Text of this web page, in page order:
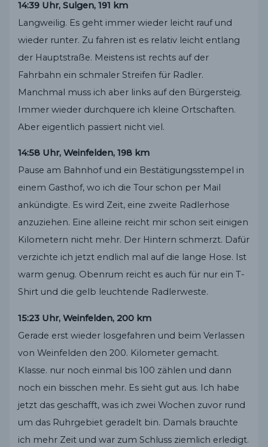
14:39 Uhr, Sulgen, 191 km
Langweilig. Es geht immer wieder leicht rauf und
wieder runter. Zu fahren ist es relativ leicht entlang
der Hauptstraße. Meistens ist rechts auf der
Fahrbahn ein schmaler Streifen für Radler.
Manchmal muss ich aber links auf den Bürgersteig.
Immer wieder durchquere ich kleine Ortschaften.
Aber eigentlich passiert nicht viel.
14:58 Uhr, Weinfelden, 198 km
Pause am Bahnhof und ein Bestätigungsstempel in
einem Gasthof, wo ich die Tour schon per Mail
ankündigte. Es wird Zeit, eine zweite Radlerhose
anzuziehen. Eine alleine reicht mir schon seit einigen
Kilometern nicht mehr. Der Hintern schmerzt. Dafür
verzichte ich jetzt endlich mal auf die lange Hose. Ist
warm genug. Obenrum reicht es auch für nur ein T-
Shirt und die gelb leuchtende Radlerweste.
15:23 Uhr, Weinfelden, 200 km
Gerade erst wieder losgefahren und beim Verlassen
von Weinfelden den 200. Kilometer gemacht.
Klasse. nur noch einmal bis 100 zählen und dann
noch ein bisschen mehr. Es sieht gut aus. Ich habe
jetzt das geschafft, was ich zwei Wochen zuvor rund
um das Ruhrgebiet geradelt bin. Damals brauchte
ich mehr Zeit und war zum Schluss ziemlich erledigt.